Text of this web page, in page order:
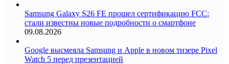
Samsung Galaxy S26 FE прошел сертификацию FCC:
стали известны новые подробности о смартфоне
09.08.2026
Google высмеяла Samsung и Apple в новом тизере Pixel
Watch 5 перед презентацией